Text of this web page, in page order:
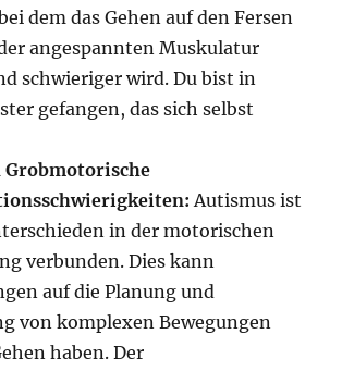
dem das Gehen auf den Fersen
angespannten Muskulatur
schwieriger wird. Du bist in
gefangen, das sich selbst
Autismus ist
in der motorischen
verbunden. Dies kann
auf die Planung und
von komplexen Bewegungen
haben. Der